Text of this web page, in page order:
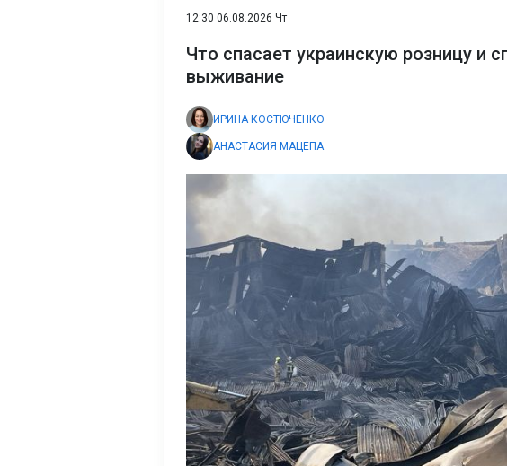
12:30 06.08.2026 Чт
Что спасает украинскую розницу и
выживание
ИРИНА КОСТЮЧЕНКО
АНАСТАСИЯ МАЦЕПА